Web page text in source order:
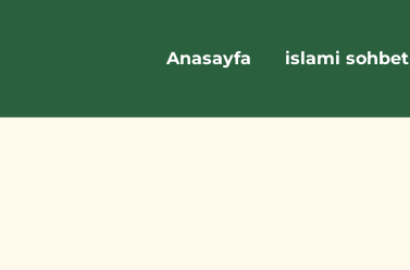
Anasayfa islami sohbet